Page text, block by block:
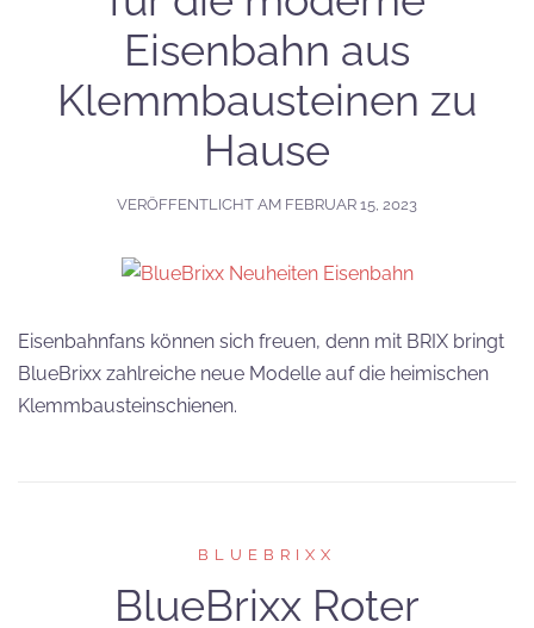
Eisenbahn aus
Klemmbausteinen zu
Hause
VERÖFFENTLICHT AM FEBRUAR 15, 2023
Eisenbahnfans können sich freuen, denn mit BRIX bringt
BlueBrixx zahlreiche neue Modelle auf die heimischen
Klemmbausteinschienen.
BLUEBRIXX
BlueBrixx Roter